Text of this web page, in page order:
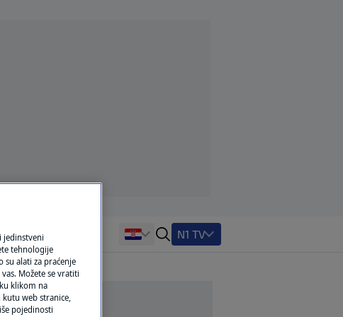
N1 TV
jedinstveni
tehnologije
su alati za praćenje
Možete se vratiti
klikom na
web stranice,
pojedinosti